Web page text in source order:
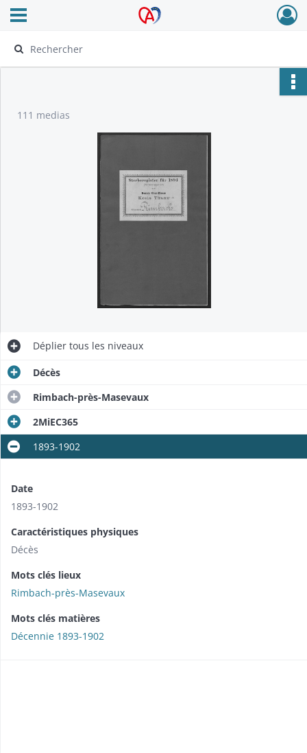
Archives Alsace - Colmar
Ouvrir le menu déroulant
111 medias
Déplier tous les niveaux
Décès
Rimbach-près-Masevaux
2MiEC365
1893-1902
Date
1893-1902
Caractéristiques physiques
Décès
Mots clés lieux
Rimbach-près-Masevaux
Mots clés matières
Décennie 1893-1902